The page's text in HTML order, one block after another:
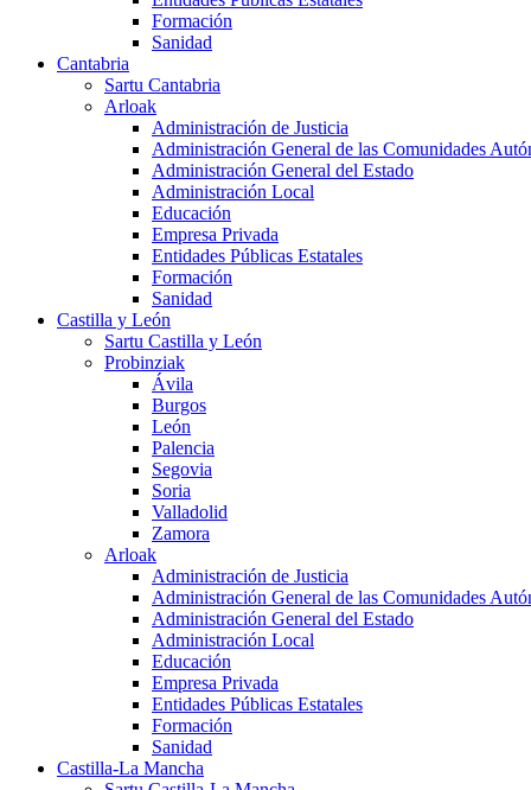
Formación
Sanidad
Cantabria
Sartu Cantabria
Arloak
Administración de Justicia
Administración General de las Comunidades
Administración General del Estado
Administración Local
Educación
Empresa Privada
Entidades Públicas Estatales
Formación
Sanidad
Castilla y León
Sartu Castilla y León
Probinziak
Ávila
Burgos
León
Palencia
Segovia
Soria
Valladolid
Zamora
Arloak
Administración de Justicia
Administración General de las Comunidades
Administración General del Estado
Administración Local
Educación
Empresa Privada
Entidades Públicas Estatales
Formación
Sanidad
Castilla-La Mancha